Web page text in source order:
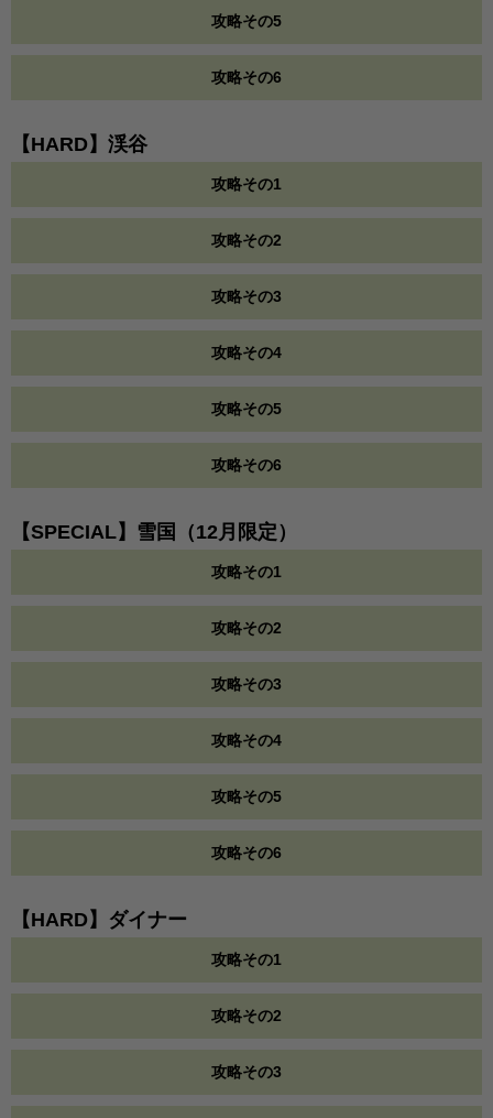
攻略その5
攻略その6
【HARD】渓谷
攻略その1
攻略その2
攻略その3
攻略その4
攻略その5
攻略その6
【SPECIAL】雪国（12月限定）
攻略その1
攻略その2
攻略その3
攻略その4
攻略その5
攻略その6
【HARD】ダイナー
攻略その1
攻略その2
攻略その3